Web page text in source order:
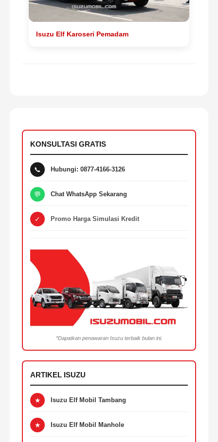
Isuzu Elf Karoseri Pemadam
KONSULTASI GRATIS
📞 Hubungi: 0877-4166-3126
💬 Chat WhatsApp Sekarang
✓ Promo Harga Simulasi Kredit
*Dapatkan penawaran Isuzu terbaik bulan ini.
ARTIKEL ISUZU
★ Isuzu Elf Mobil Tambang
★ Isuzu Elf Mobil Manhole